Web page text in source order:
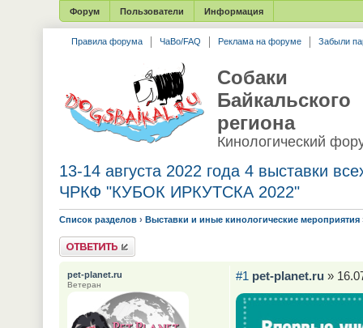
Форум Пользователи Информация
Правила форума ЧаВо/FAQ Реклама на форуме Забыли
Собаки
Байкальского
региона
Кинологический
13-14 августа 2022 года 4 выставки
ЧРКФ "КУБОК ИРКУТСКА 2022"
Список разделов › Выставки и иные кинологические мероприятия
Ответить
#1 pet-planet.ru »
pet-planet.ru
Ветеран